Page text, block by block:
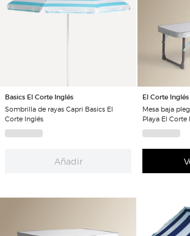
Basics El Corte Inglés
Sombrilla de rayas Capri Basics El
Corte Inglés
Añadir
El Corte Inglés
Mesa baja
Playa El Corte